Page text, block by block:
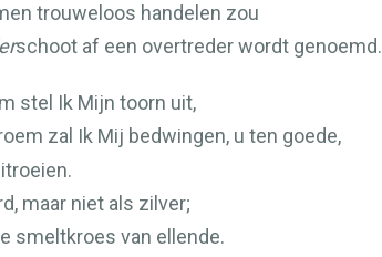
trouweloos handelen zou
schoot af een overtreder wordt genoemd.
stel Ik Mijn toorn uit,
zal Ik Mij bedwingen, u ten goede,
maar niet als zilver;
smeltkroes van ellende.